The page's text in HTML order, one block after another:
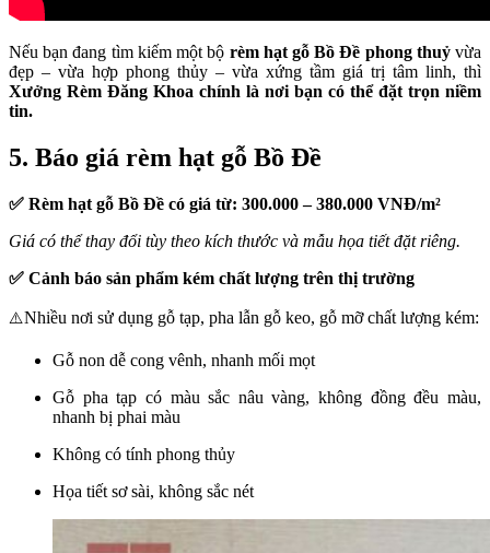
Nếu bạn đang tìm kiếm một bộ rèm hạt gỗ Bồ Đề phong thuỷvừa
đẹp – vừa hợp phong thủy – vừa xứng tầm giá trị tâm linh, thì
Xưởng Rèm Đăng Khoa chính là nơi bạn có thể đặt trọn niềm
tin.
5. Báo giá rèm hạt gỗ Bồ Đề
✅ Rèm hạt gỗ Bồ Đề có giá từ: 300.000 – 380.000 VNĐ/m²
Giá có thể thay đổi tùy theo kích thước và mẫu họa tiết đặt riêng.
✅ Cảnh báo sản phẩm kém chất lượng trên thị trường
⚠️Nhiều nơi sử dụng gỗ tạp, pha lẫn gỗ keo, gỗ mỡ chất lượng kém:
Gỗ non dễ cong vênh, nhanh mối mọt
Gỗ pha tạp có màu sắc nâu vàng, không đồng đều màu,
nhanh bị phai màu
Không có tính phong thủy
Họa tiết sơ sài, không sắc nét